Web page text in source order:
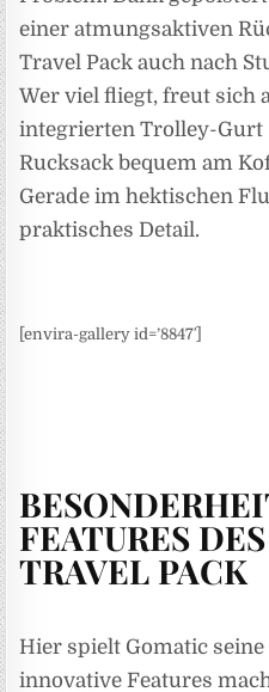
einer atmungsaktiven
Travel Pack auch nach
Wer viel fliegt, freut sich
integrierten Trolley-Gurt
Rucksack bequem am
Gerade im hektischen
praktisches Detail.
[envira-gallery id=’8847′]
FEATURES
TRAVEL PACK
Hier spielt Gomatic
innovative Features